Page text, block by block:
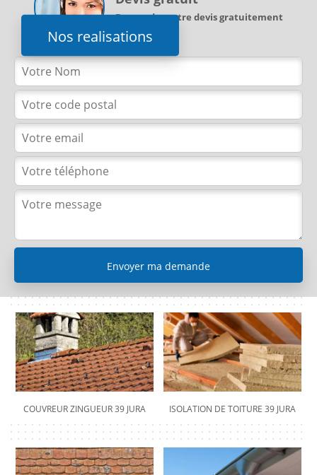
Nos realisations
Demandez votre devis gratuitement
COUVREUR ZINGUEUR 39 JURA ISOLATION DE TOITURE 39 JURA